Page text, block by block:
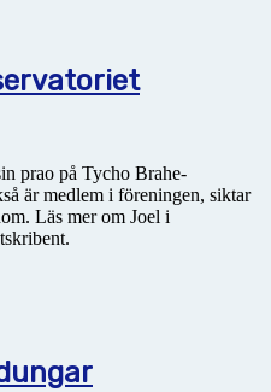
prao på Tycho Brahe-
är medlem i föreningen, siktar
Läs mer om Joel i